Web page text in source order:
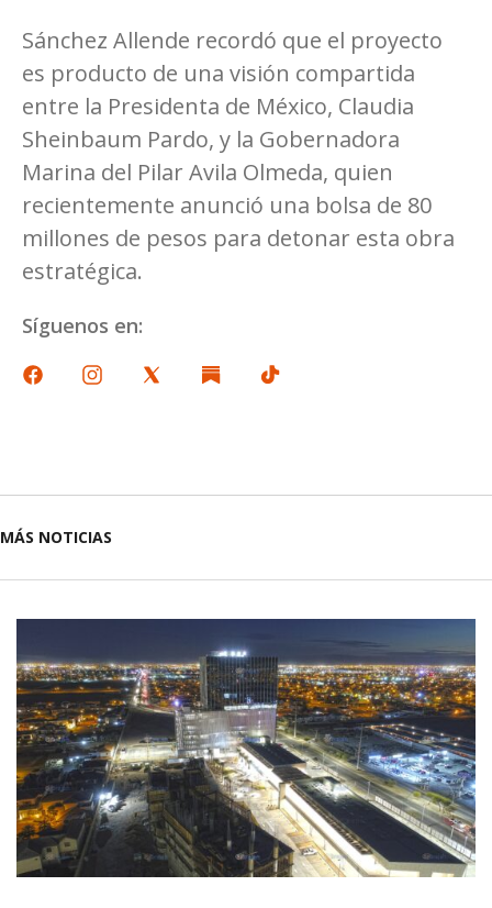
Sánchez Allende recordó que el proyecto
es producto de una visión compartida
entre la Presidenta de México, Claudia
Sheinbaum Pardo, y la Gobernadora
Marina del Pilar Avila Olmeda, quien
recientemente anunció una bolsa de 80
millones de pesos para detonar esta obra
estratégica.
Síguenos en:
MÁS NOTICIAS